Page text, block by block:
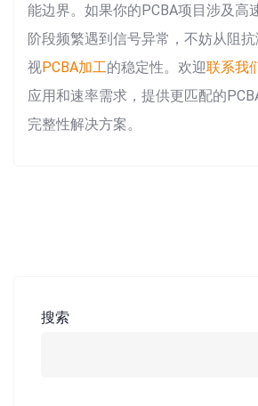
能边界。如果你的PCBA项目涉及高
阶段频繁遇到信号异常，不妨从阻
视PCBA加工的稳定性。欢迎联系我
应用和速率需求，提供更匹配的
完整性解决方案。
搜索